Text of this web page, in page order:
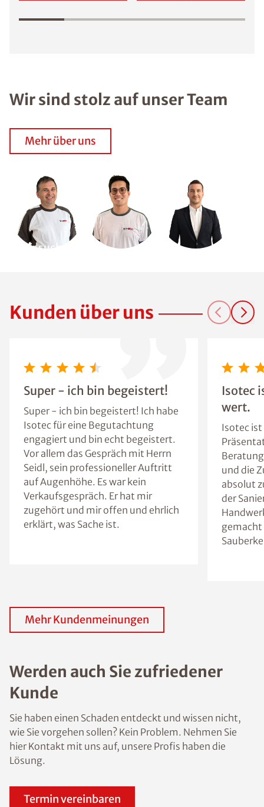
Wir sind stolz auf unser Team
Mehr über uns
Wir suchen
Kunden über uns
Super - ich bin begeistert!
Super - ich bin begeistert! Ich habe
Isotec für eine Begutachtung
engagiert und bin echt begeistert.
Vor allem das Gespräch mit Herrn
Seidl, sein professioneller Auftritt
auf Augenhöhe. Es war kein
Verkaufsgespräch. Er hat mir
zugehört und mir offen und ehrlich
erklärt, was Sache ist.
Isotec
wert.
Isotec
und die
absolut
der
gemacht
Mehr Kundenmeinungen
Werden auch Sie zufriedener
Kunde
Sie haben einen Schaden entdeckt und wissen nicht,
wie Sie vorgehen sollen? Kein Problem. Nehmen Sie
hier Kontakt mit uns auf, unsere Profis haben die
Lösung.
Termin vereinbaren